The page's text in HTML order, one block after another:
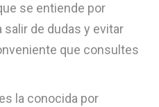
se entiende por
salir de dudas y evitar
que consultes
la conocida por